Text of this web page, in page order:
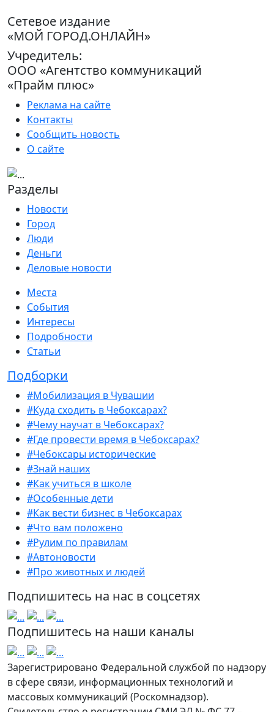
Сетевое издание
«МОЙ ГОРОД.ОНЛАЙН»
Учредитель:
ООО «Агентство коммуникаций
«Прайм плюс»
Реклама на сайте
Контакты
Сообщить новость
О сайте
Разделы
Новости
Город
Люди
Деньги
Деловые новости
Места
События
Интересы
Подробности
Статьи
Подборки
#Мобилизация в Чувашии
#Куда сходить в Чебоксарах?
#Чему научат в Чебоксарах?
#Где провести время в Чебоксарах?
#Чебоксары исторические
#Знай наших
#Как учиться в школе
#Особенные дети
#Как вести бизнес в Чебоксарах
#Что вам положено
#Рулим по правилам
#Автоновости
#Про животных и людей
Подпишитесь на нас в соцсетях
Подпишитесь на наши каналы
Зарегистрировано Федеральной службой по надзору
в сфере связи, информационных технологий и
массовых коммуникаций (Роскомнадзор).